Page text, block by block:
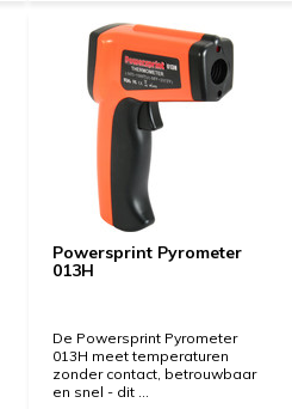
Powersprint Pyrometer
013H
De Powersprint Pyrometer
013H meet temperaturen
zonder contact, betrouwbaar
en snel - dit ...